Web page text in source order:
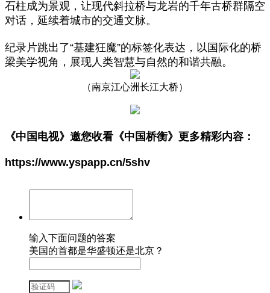
石柱成为景观，让现代斜拉桥与龙岩的千年古桥群隔空
对话，延续着城市的交通文脉。
纪录片跳出了“基建狂魔”的标签化表达，以国际化的桥
梁美学视角，展现人类智慧与自然的和谐共融。
（南京江心洲长江大桥）
《中国电视》邀您收看 《中国桥衡》 更多精彩内容：
https://www.yspapp.cn/5shv
输入下面问题的答案
美国的首都是华盛顿还是北京？